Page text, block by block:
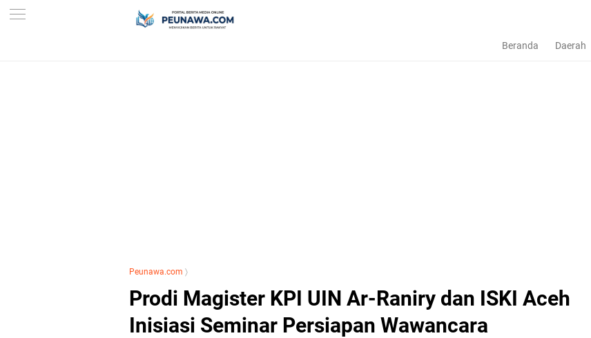
Beranda Daerah
Peunawa.com 〉
Prodi Magister KPI UIN Ar-Raniry dan ISKI Aceh
Inisiasi Seminar Persiapan Wawancara